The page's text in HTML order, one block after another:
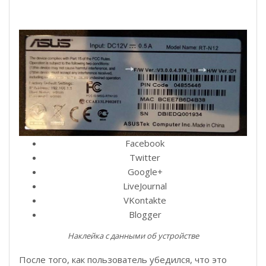
Facebook
Twitter
Google+
LiveJournal
VKontakte
Blogger
Наклейка с данными об устройстве
После того, как пользователь убедился, что это